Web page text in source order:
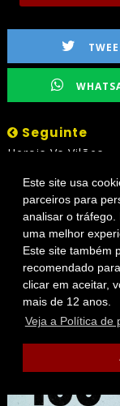
Este site usa
parceiros para
analisar o
uma melhor
Este site também
recomendado
clicar em aceitar,
mais de 12 anos.
Veja a Política de
Seguinte
Herois Vs Vilões
Um delicioso
to be Alive"